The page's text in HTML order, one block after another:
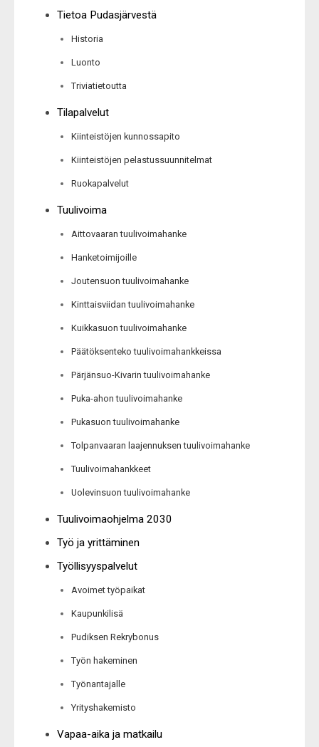
Tietoa Pudasjärvestä
Historia
Luonto
Triviatietoutta
Tilapalvelut
Kiinteistöjen kunnossapito
Kiinteistöjen pelastussuunnitelmat
Ruokapalvelut
Tuulivoima
Aittovaaran tuulivoimahanke
Hanketoimijoille
Joutensuon tuulivoimahanke
Kinttaisviidan tuulivoimahanke
Kuikkasuon tuulivoimahanke
Päätöksenteko tuulivoimahankkeissa
Pärjänsuo-Kivarin tuulivoimahanke
Puka-ahon tuulivoimahanke
Pukasuon tuulivoimahanke
Tolpanvaaran laajennuksen tuulivoimahanke
Tuulivoimahankkeet
Uolevinsuon tuulivoimahanke
Tuulivoimaohjelma 2030
Työ ja yrittäminen
Työllisyyspalvelut
Avoimet työpaikat
Kaupunkilisä
Pudiksen Rekrybonus
Työn hakeminen
Työnantajalle
Yrityshakemisto
Vapaa-aika ja matkailu